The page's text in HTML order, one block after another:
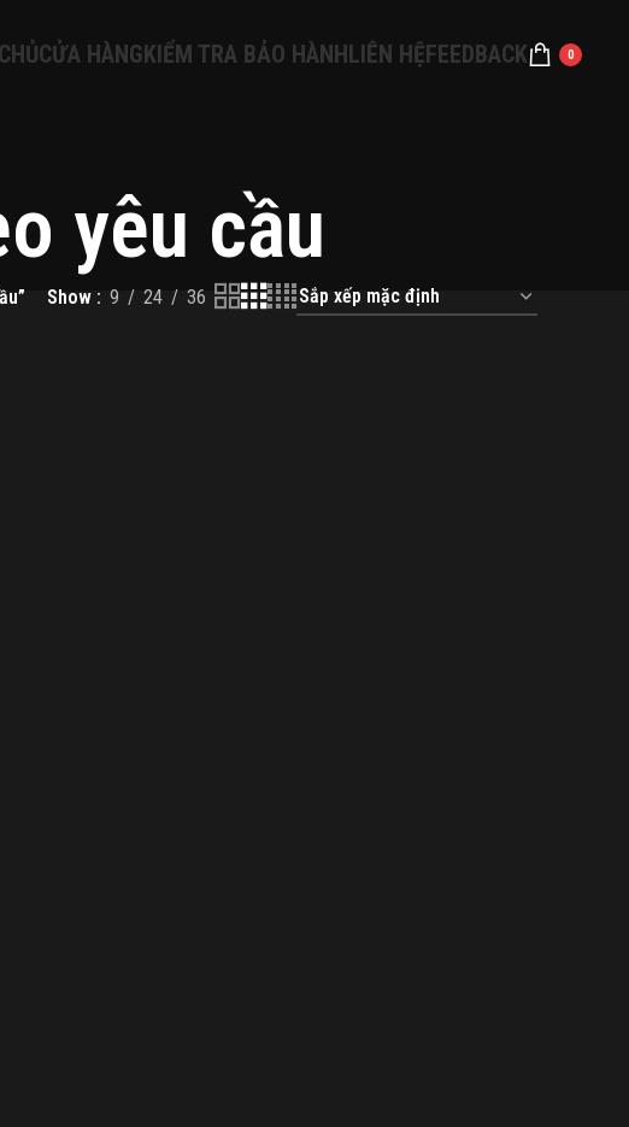
CỬA HÀNGKIỂM TRA BẢO HÀNHLIÊN HỆFEEDBACK 0
yêu cầu
Show 9 24 36